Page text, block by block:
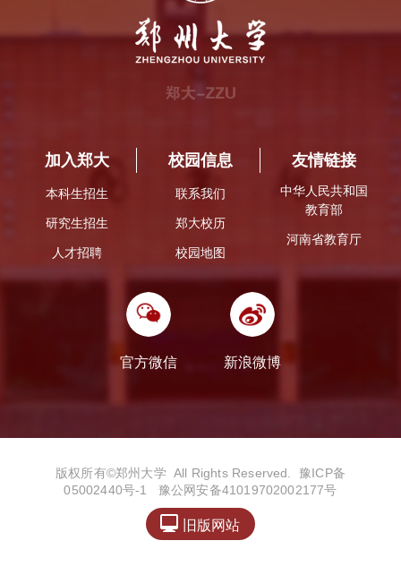
加入郑大
本科生招生
研究生招生
人才招聘
校园信息
联系我们
郑大校历
校园地图
友情链接
中华人民共和国
教育部
河南省教育厅
官方微信 新浪微博
版权所有©️郑州大学 All Rights Reserved.豫ICP备
05002440号-1
豫公网安备41019702002177号
 旧版网站